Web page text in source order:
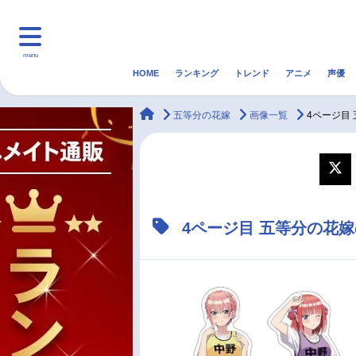
menu
マンガ・ラノベ 音楽
アニメ記事一覧
声優記事一覧
HOME ランキング トレンド アニメ 声優
animateTimes
五等分の花嫁 画像一覧 4ページ目
4ページ目 五等分の花